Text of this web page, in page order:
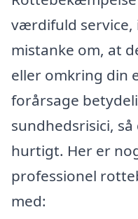
værdifuld
mistanke om, at
eller omkring din
forårsage
sundhedsrisici,
hurtigt. Her er
professionel
med: